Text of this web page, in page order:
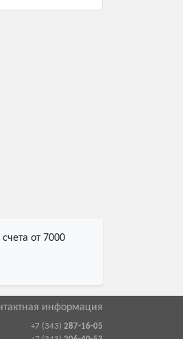
от 7000
информация
+7 (343) 287-16-05